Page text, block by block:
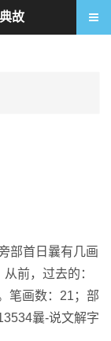
部首日曩有几画
前，过去的：
笔画数：21；部
曩-说文解字
故